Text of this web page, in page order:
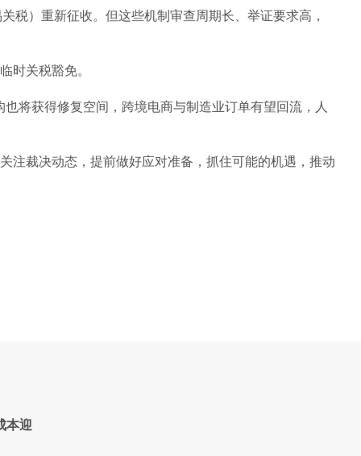
税）重新征收。但这些机制审查周期长、举证要求高，
时关税豁免。
将获得修复空间，跨境电商与制造业订单有望回流，人
注裁决动态，提前做好应对准备，抓住可能的机遇，推动
本迎